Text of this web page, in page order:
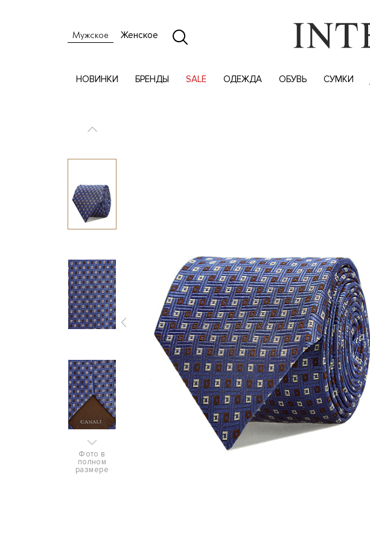
Мужское Женское
НОВИНКИ БРЕНДЫ SALE ОДЕЖДА ОБУВЬ СУМКИ
Фото в
полном
размере